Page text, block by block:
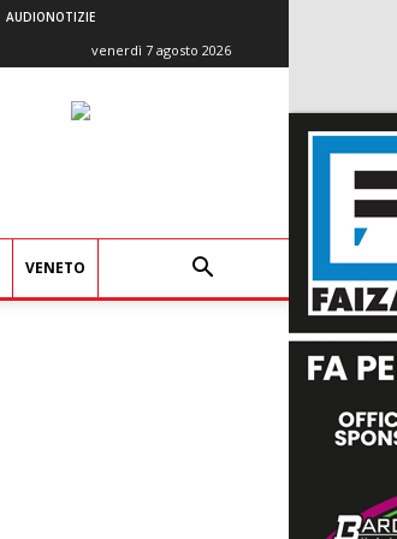
AUDIONOTIZIE
venerdì 7 agosto 2026
VENETO